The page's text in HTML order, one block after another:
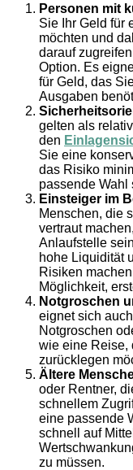
Personen mit
Sie Ihr Geld für
möchten und
darauf
Option. Es
für Geld, das
Ausgaben
gelten als
den
Sie eine
das Risiko
passende Wahl
Einsteiger im
Menschen, die
vertraut
Anlaufstelle
hohe Liquidität
Risiken
Möglichkeit,
Notgroschen
eignet sich
Notgroschen
wie eine Reise,
zurücklegen
Ältere
oder Rentner,
schnellem
eine passende
schnell auf
zu müssen.